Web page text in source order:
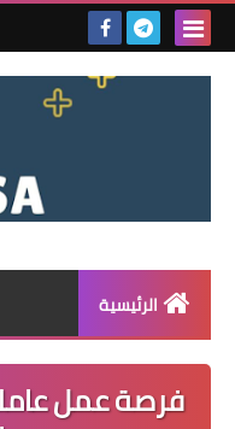
الرئيسية
فرصة عمل